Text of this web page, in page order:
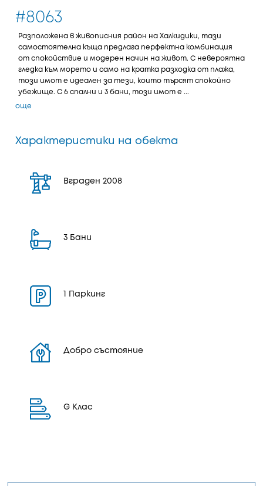
#8063
Разположена в живописния район на Халкидики, тази
самостоятелна къща предлага перфектна комбинация
от спокойствие и модерен начин на живот. С невероятна
гледка към морето и само на кратка разходка от плажа,
този имот е идеален за тези, които търсят спокойно
убежище. С 6 спални и 3 бани, този имот е ...
още
Характеристики на обекта
Вграден 2008
3 Бани
1 Паркинг
Добро състояние
G Клас